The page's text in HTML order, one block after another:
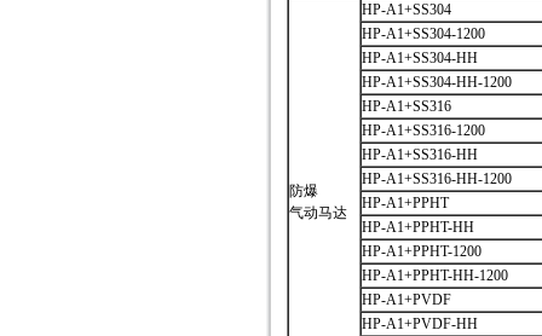
防爆
气动马达
HP-A1+SS304
HP-A1+SS304-1200
HP-A1+SS304-HH
HP-A1+SS304-HH-1200
HP-A1+SS316
HP-A1+SS316-1200
HP-A1+SS316-HH
HP-A1+SS316-HH-1200
HP-A1+PPHT
HP-A1+PPHT-HH
HP-A1+PPHT-1200
HP-A1+PPHT-HH-1200
HP-A1+PVDF
HP-A1+PVDF-HH